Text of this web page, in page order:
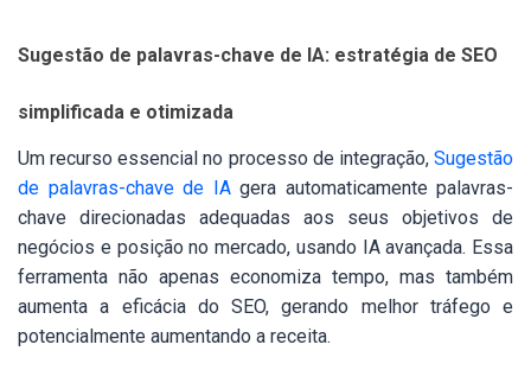
Sugestão de palavras-chave de IA: estratégia de SEO
simplificada e otimizada
Um recurso essencial no processo de integração, Sugestão
de palavras-chave de IAgera automaticamente palavras-
chave direcionadas adequadas aos seus objetivos de
negócios e posição no mercado, usando IA avançada. Essa
ferramenta não apenas economiza tempo, mas também
aumenta a eficácia do SEO, gerando melhor tráfego e
potencialmente aumentando a receita.